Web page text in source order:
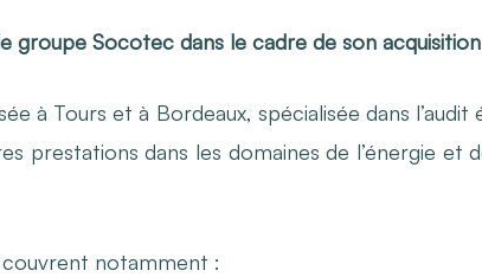
groupe Socotec dans le cadre de son acquisition
à Tours et à Bordeaux, spécialisée dans l’audit
prestations dans les domaines de l’énergie et
couvrent notamment :